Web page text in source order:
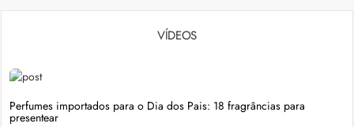
VÍDEOS
Perfumes importados para o Dia dos Pais: 18 fragrâncias para
presentear